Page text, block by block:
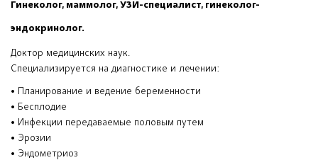
Гинеколог, маммолог, УЗИ-специалист, гинеколог-
эндокринолог.
Доктор медицинских наук.
Специализируется на диагностике и лечении:
• Планирование и ведение беременности
• Бесплодие
• Инфекции передаваемые половым путем
• Эрозии
• Эндометриоз